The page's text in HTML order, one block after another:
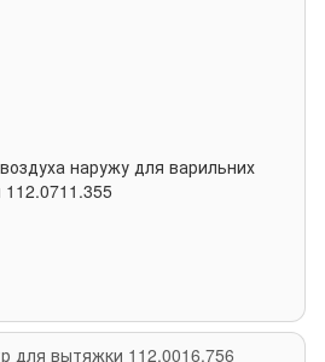
наружу для варильних